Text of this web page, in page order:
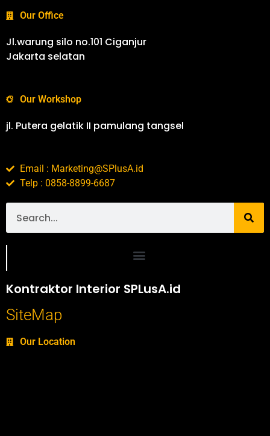
Our Office
Jl.warung silo no.101 Ciganjur
Jakarta selatan
Our Workshop
jl. Putera gelatik II pamulang tangsel
Email : Marketing@SPlusA.id
Telp : 0858-8899-6687
Kontraktor Interior SPLusA.id
SiteMap
Our Location